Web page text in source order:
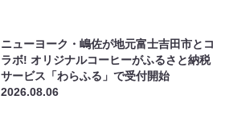
ニューヨーク・嶋佐が地元富士吉田市とコ
ラボ! オリジナルコーヒーがふるさと納税
サービス「わらふる」で受付開始
2026.08.06